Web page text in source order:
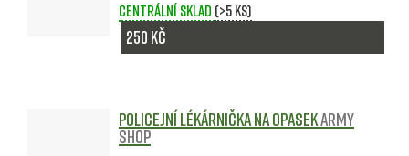
Policejní lékárnička na opasekArmy
shop
Centrální sklad (>5 ks)
250 Kč